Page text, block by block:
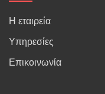
Η εταιρεία
Υπηρεσίες
Επικοινωνία